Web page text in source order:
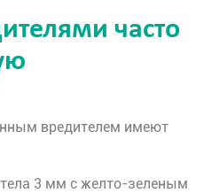
часто
вредителем имеют
3 мм с желто-зеленым